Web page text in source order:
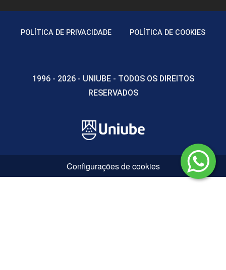
POLÍTICA DE PRIVACIDADE POLÍTICA DE COOKIES
1996 - 2026 - UNIUBE - TODOS OS DIREITOS
RESERVADOS
Configurações de cookies